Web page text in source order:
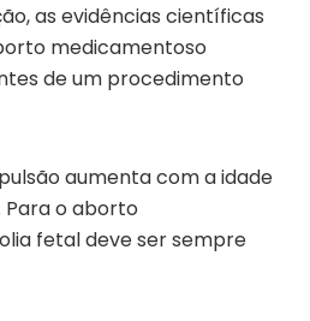
as evidências científicas
medicamentoso
de um procedimento
aumenta com a idade
o aborto
fetal deve ser sempre